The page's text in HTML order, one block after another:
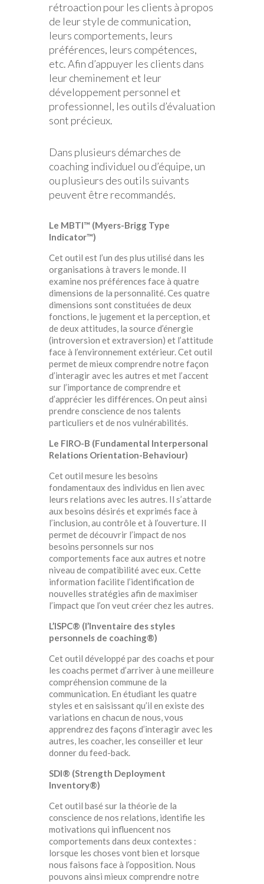
rétroaction pour les clients à propos
de leur style de communication,
leurs comportements, leurs
préférences, leurs compétences,
etc. Afin d’appuyer les clients dans
leur cheminement et leur
développement personnel et
professionnel, les outils d’évaluation
sont précieux.
Dans plusieurs démarches de
coaching individuel ou d’équipe, un
ou plusieurs des outils suivants
peuvent être recommandés.
Le MBTI™ (Myers-Brigg Type
Indicator™)
Cet outil est l’un des plus utilisé dans les
organisations à travers le monde. Il
examine nos préférences face à quatre
dimensions de la personnalité. Ces quatre
dimensions sont constituées de deux
fonctions, le jugement et la perception, et
de deux attitudes, la source d’énergie
(introversion et extraversion) et l’attitude
face à l’environnement extérieur. Cet outil
permet de mieux comprendre notre façon
d’interagir avec les autres et met l’accent
sur l’importance de comprendre et
d’apprécier les différences. On peut ainsi
prendre conscience de nos talents
particuliers et de nos vulnérabilités.
Le FIRO-B (Fundamental Interpersonal
Relations Orientation-Behaviour)
Cet outil mesure les besoins
fondamentaux des individus en lien avec
leurs relations avec les autres. Il s’attarde
aux besoins désirés et exprimés face à
l’inclusion, au contrôle et à l’ouverture. Il
permet de découvrir l’impact de nos
besoins personnels sur nos
comportements face aux autres et notre
niveau de compatibilité avec eux. Cette
information facilite l’identification de
nouvelles stratégies afin de maximiser
l’impact que l’on veut créer chez les autres.
L’ISPC® (l’Inventaire des styles
personnels de coaching®)
Cet outil développé par des coachs et pour
les coachs permet d’arriver à une meilleure
compréhension commune de la
communication. En étudiant les quatre
styles et en saisissant qu’il en existe des
variations en chacun de nous, vous
apprendrez des façons d’interagir avec les
autres, les coacher, les conseiller et leur
donner du feed-back.
SDI® (Strength Deployment
Inventory®)
Cet outil basé sur la théorie de la
conscience de nos relations, identifie les
motivations qui influencent nos
comportements dans deux contextes :
lorsque les choses vont bien et lorsque
nous faisons face à l’opposition. Nous
pouvons ainsi mieux comprendre notre